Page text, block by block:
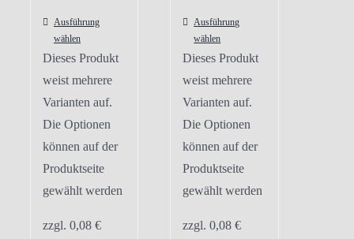
Ausführung
wählen
Dieses Produkt
weist mehrere
Varianten auf.
Die Optionen
können auf der
Produktseite
gewählt werden
zzgl. 0,08 €
Ausführung
wählen
Dieses Produkt
weist mehrere
Varianten auf.
Die Optionen
können auf der
Produktseite
gewählt werden
zzgl.0,08€